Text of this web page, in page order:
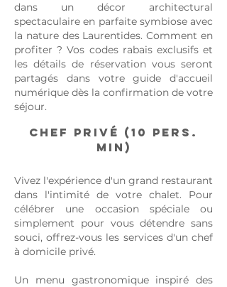
dans un décor architectural
spectaculaire en parfaite symbiose avec
la nature des Laurentides.Comment en
profiter ? Vos codes rabais exclusifs et
les détails de réservation vous seront
partagés dans votre guide d'accueil
numérique dès la confirmation de votre
séjour.
Chef Privé (10 pers.
min)
Vivez l'expérience d'un grand restaurant
dans l'intimité de votre chalet. Pour
célébrer une occasion spéciale ou
simplement pour vous détendre sans
souci, offrez-vous les services d'un chef
à domicile privé.
Un menu gastronomique inspiré des